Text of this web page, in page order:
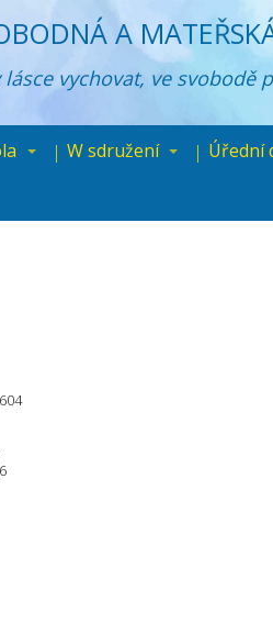
A
vychovat, ve svobodě
W sdružení Úřední